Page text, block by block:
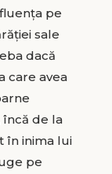
pe
sale
dacă
care avea
încă de la
în inima lui
pe